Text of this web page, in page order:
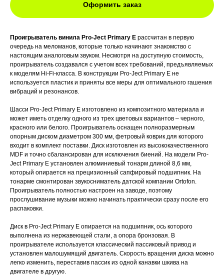
Оформить заказ
Проигрыватель винила Pro-Ject Primary E рассчитан в первую
очередь на меломанов, которые только начинают знакомство с
настоящим аналоговым звуком. Несмотря на доступную стоимость,
проигрыватель создавался с учетом всех требований, предъявляемых
к моделям Hi-Fi-класса. В конструкции Pro-Ject Primary E не
используется пластик и приняты все меры для оптимального гашения
вибраций и резонансов.
Шасси Pro-Ject Primary E изготовлено из композитного материала и
может иметь отделку одного из трех цветовых вариантов – черного,
красного или белого. Проигрыватель оснащен полноразмерным
опорным диском диаметром 300 мм, фетровый коврик для которого
входит в комплект поставки. Диск изготовлен из высококачественного
MDF и точно сбалансирован для исключения биений. На модели Pro-
Ject Primary E установлен алюминиевый тонарм длиной 8,6 мм,
который опирается на прецизионный сапфировый подшипник. На
тонарме смонтирован звукосниматель датской компании Ortofon.
Проигрыватель полностью настроен на заводе, поэтому
прослушивание музыки можно начинать практически сразу после его
распаковки.
Диск в Pro-Ject Primary E опирается на подшипник, ось которого
выполнена из нержавеющей стали, а опора бронзовая. В
проигрывателе используется классический пассиковый привод и
установлен малошумящий двигатель. Скорость вращения диска можно
легко изменить, переставив пассик из одной канавки шкива на
двигателе в другую.